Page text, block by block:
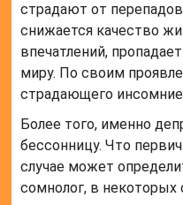
страдают от
снижается качество
впечатлений,
миру. По своим
страдающего
Более того, именно
бессонницу. Что
случае может
сомнолог, в некоторых